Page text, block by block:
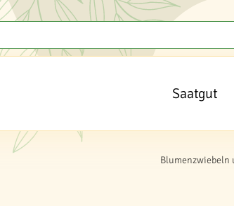
Saatgut
Blumenzwiebeln